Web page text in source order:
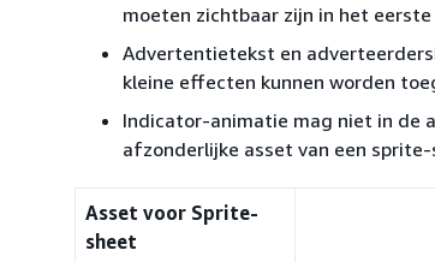
moeten zichtbaar zijn in het
Advertentietekst en
kleine effecten kunnen worden
Indicator-animatie mag niet in de
afzonderlijke asset van een
Asset voor Sprite-
sheet